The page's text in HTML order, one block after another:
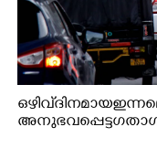
ഒഴിവ് ദിനമായ
അനുഭവപ്പെട്ട